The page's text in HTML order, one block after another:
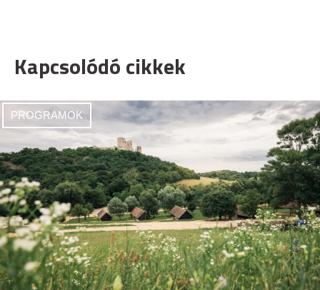
Kapcsolódó cikkek
PROGRAMOK